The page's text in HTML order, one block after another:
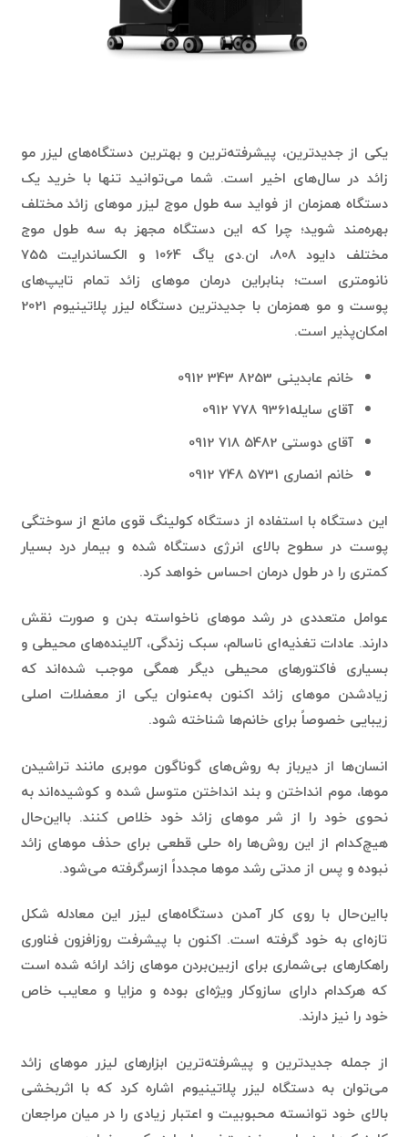
یکی از جدیدترین، پیشرفته‌ترین و بهترین دستگاه‌های لیزر مو
زائد در سال‌های اخیر است. شما می‌توانید تنها با خرید یک
دستگاه همزمان از فواید سه طول موج لیزر موهای زائد مختلف
بهره‌مند شوید؛ چرا که این دستگاه مجهز به سه طول موج
مختلف دایود 808، ان.دی‌ یاگ 1064 و الکساندرایت 755
نانومتری است؛ بنابراین درمان موهای زائد تمام تایپ‌های
پوست و مو همزمان با جدیدترین دستگاه لیزر پلاتینیوم 2021
امکان‌پذیر است.
خانم عابدینی 8253 343 0912
آقای سایله9361 778 0912
آقای دوستی 5482 718 0912
خانم انصاری 5731 748 0912
این دستگاه با استفاده از دستگاه کولینگ قوی مانع از سوختگی
پوست در سطوح بالای انرژی دستگاه شده و بیمار درد بسیار
کمتری را در طول درمان احساس خواهد کرد.
عوامل متعددی در رشد موهای ناخواسته بدن و صورت نقش
دارند. عادات تغذیه‌ای ناسالم، سبک زندگی، آلاینده‌های محیطی و
بسیاری فاکتورهای محیطی دیگر همگی موجب شده‌اند که
زیادشدن موهای زائد اکنون به‌عنوان یکی از معضلات اصلی
زیبایی خصوصاً برای خانم‌ها شناخته شود.
انسان‌ها از دیرباز به روش‌های گوناگون موبری مانند تراشیدن
موها، موم انداختن و بند انداختن متوسل شده و کوشیده‌اند به
نحوی خود را از شر موهای زائد خود خلاص کنند. بااین‌حال
هیچ‌کدام از این روش‌ها راه حلی قطعی برای حذف موهای زائد
نبوده و پس از مدتی رشد موها مجدداً ازسرگرفته می‌شود.
بااین‌حال با روی کار آمدن دستگاه‌های لیزر این معادله شکل
تازه‌ای به خود گرفته است. اکنون با پیشرفت روزافزون فناوری
راهکارهای بی‌شماری برای ازبین‌بردن موهای زائد ارائه شده است
که هرکدام دارای سازوکار ویژه‌ای بوده و مزایا و معایب خاص
خود را نیز دارند.
از جمله جدیدترین و پیشرفته‌ترین ابزارهای لیزر موهای زائد
می‌توان به دستگاه لیزر پلاتینیوم اشاره کرد که با اثربخشی
بالای خود توانسته محبوبیت و اعتبار زیادی را در میان مراجعان